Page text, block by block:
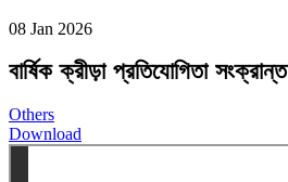
08 Jan 2026
বার্ষিক ক্রীড়া প্রতিযোগিতা সংক্রান্ত
Others
Download